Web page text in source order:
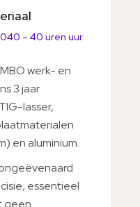
40 – 40 uren uur
werk- en
3 jaar
lasser,
en aluminium.
essentieel
geen